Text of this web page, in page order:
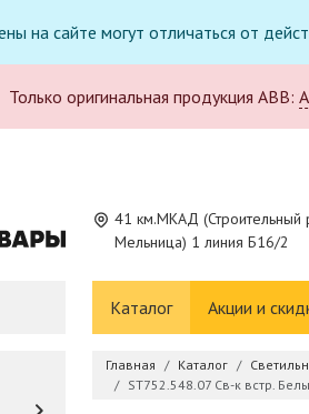
на сайте могут отличаться от
Только оригинальная продукция ABB:
41 км.МКАД (Строительный
Мельница) 1 линия Б16/2
Каталог Акции и
Главная Каталог
ST752.548.07 Св-к встр.